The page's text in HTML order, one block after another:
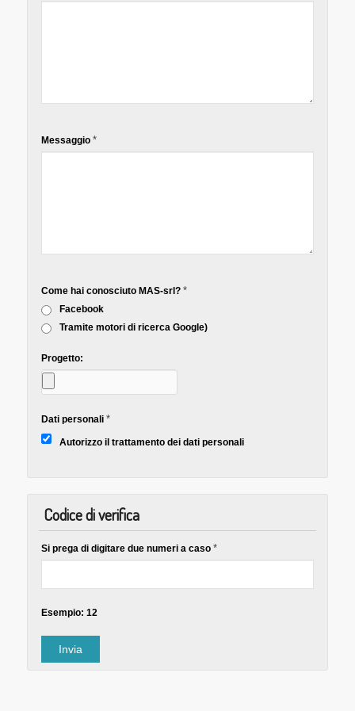
Messaggio*
Come hai conosciuto MAS-srl?*
Facebook
Tramite motori di ricerca Google)
Progetto:
Dati personali*
Autorizzo il trattamento dei dati personali
Codice di verifica
Si prega di digitare due numeri a caso*
Esempio: 12